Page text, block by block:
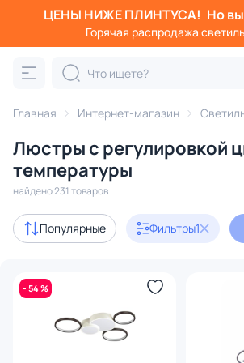
ЦЕНЫ НИЖЕ ПЛИНТУСА! Но
Горячая распродажа
Главная Интернет-магазин
Люстры с регулировкой
температуры
найдено 231 товаров
Популярные Фильтры1
- 54 %
Фильтры
Категория:
подвесные потолочные
Акции 21
с 3D-моделями
Дизайнерский свет
В наличии 175